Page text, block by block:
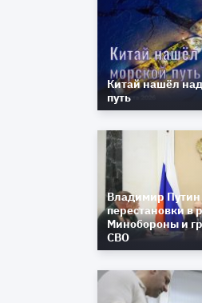
Китай нашёл
путь
Владимир
перестановки в
Минобороны и
СВО